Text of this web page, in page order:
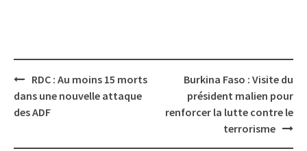
Post
navigation
RDC : Au moins 15 morts
dans une nouvelle attaque
des ADF
Burkina Faso : Visite du
président malien pour
renforcer la lutte contre le
terrorisme